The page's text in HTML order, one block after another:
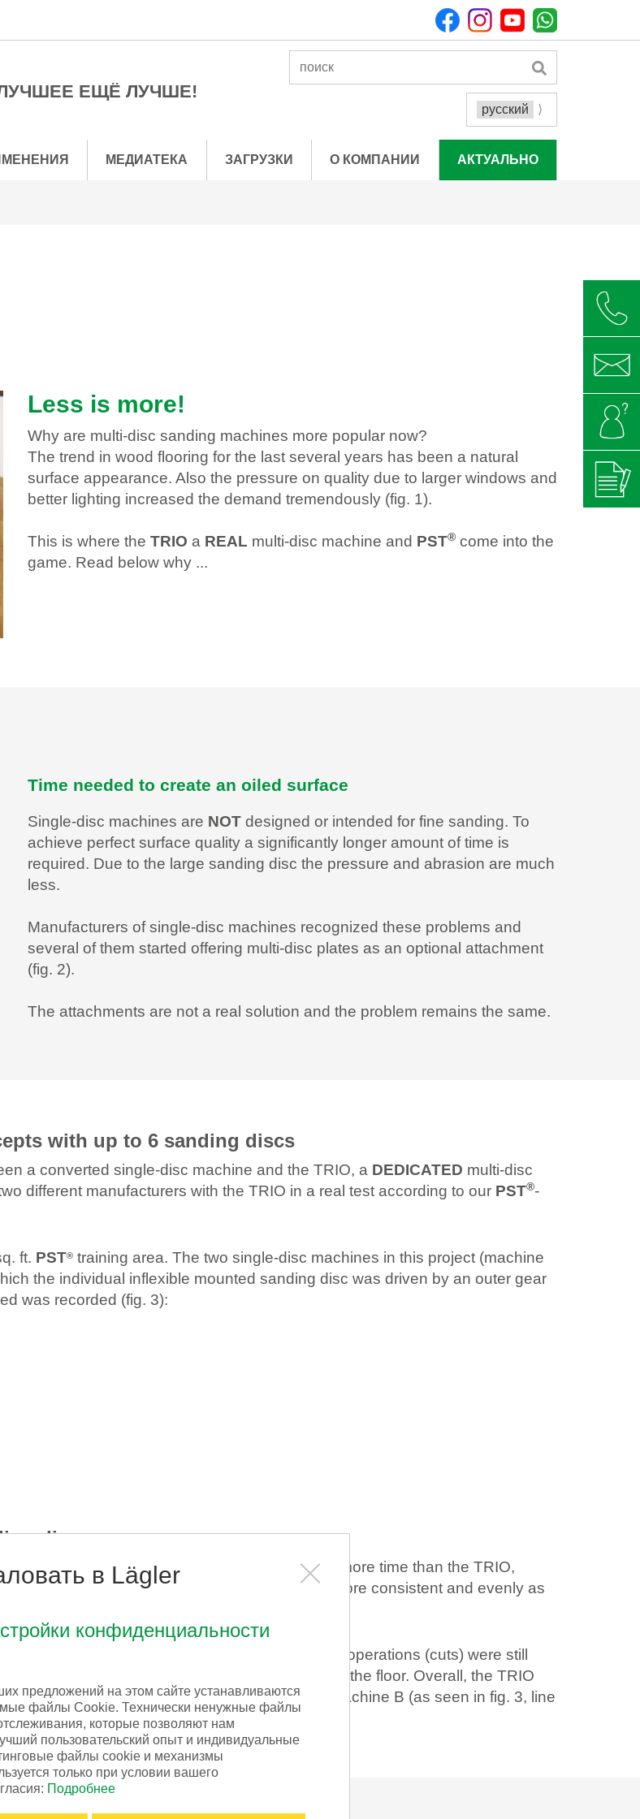
ЕЩЁ ЛУЧШЕ!
МЕДИАТЕКА ЗАГРУЗКИ О КОМПАНИИ АКТУАЛЬНО
Less is more!
Why are multi-disc sanding machines more popular now?
The trend in wood flooring for the last several years has been a natural
surface appearance. Also the pressure on quality due to larger windows and
better lighting increased the demand tremendously (fig. 1).
This is where the TRIO a REAL multi-disc machine and PST®come into the
game. Read below why ...
Time needed to create an oiled surface
Single-disc machines are NOTdesigned or intended for fine sanding. To
achieve perfect surface quality a significantly longer amount of time is
required. Due to the large sanding disc the pressure and abrasion are much
less.
Manufacturers of single-disc machines recognized these problems and
several of them started offering multi-disc plates as an optional attachment
(fig. 2).
The attachments are not a real solution and the problem remains the same.
with up to 6 sanding discs
a converted single-disc machine and the TRIO, a DEDICATED multi-disc
different manufacturers with the TRIO in a real test according to our PST®-
ft. PST® training area. The two single-disc machines in this project (machine
the individual inflexible mounted sanding disc was driven by an outer gear
was recorded (fig. 3):
discs
the other two manufacturers need significantly more time than the TRIO,
sanding discs the TRIO sands way more consistent and evenly as
twice since traces of the previous sanding operations (cuts) were still
attachments didn’t adjust themselves to the floor. Overall, the TRIO
to machine A and about18%compared to machine B (as seen in fig. 3, line
floor.
в Lägler
конфиденциальности
предложений на этом сайте устанавливаются
файлы Cookie. Технически ненужные файлы
которые позволяют нам
пользовательский опыт и индивидуальные
файлы cookie и механизмы
только при условии вашего
Подробнее
Добро пожаловать в
конфиденциальности
Отключение всех файлов cookie: Если вы